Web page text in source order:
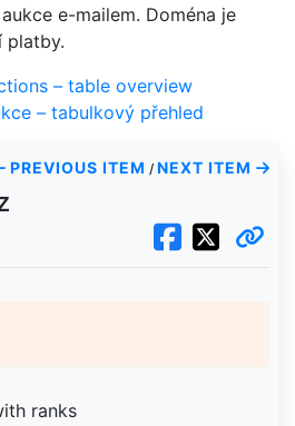
e-mailem. Doména je
platby.
– table overview
– tabulkový přehled
PREVIOUS ITEM / NEXT ITEM
ranks